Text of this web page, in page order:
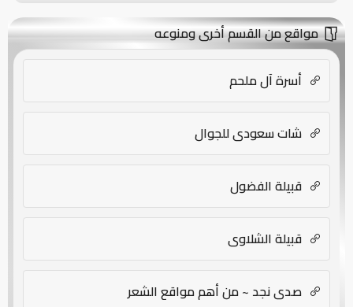
مواقع من القسم أخرى ومنوعه
أسرة آل ملحم
شات سعودي للجوال
قبيلة الفضول
قبيلة الشلاوى
صدى نجد ~ من أهم مواقع الشعر